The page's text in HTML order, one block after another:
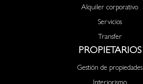
Alquiler corporativo
Servicios
Transfer
PROPIETARIOS
Gestión de propiedades
Interiorismo